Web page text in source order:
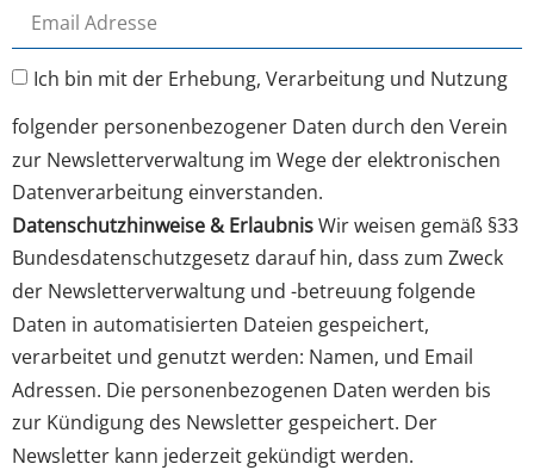
Ich bin mit der Erhebung, Verarbeitung und Nutzung
folgender personenbezogener Daten durch den Verein
zur Newsletterverwaltung im Wege der elektronischen
Datenverarbeitung einverstanden.
Datenschutzhinweise & ErlaubnisWir weisen gemäß §33
Bundesdatenschutzgesetz darauf hin, dass zum Zweck
der Newsletterverwaltung und -betreuung folgende
Daten in automatisierten Dateien gespeichert,
verarbeitet und genutzt werden: Namen, und Email
Adressen. Die personenbezogenen Daten werden bis
zur Kündigung des Newsletter gespeichert. Der
Newsletter kann jederzeit gekündigt werden.